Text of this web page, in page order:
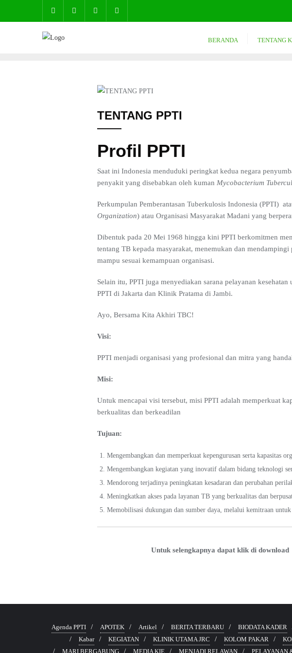
BERANDA TENTANG
TENTANG PPTI
Profil PPTI
Saat ini Indonesia menduduki peringkat kedua negara
penyakit yang disebabkan oleh kuman Mycobacterium
Perkumpulan Pemberantasan Tuberkulosis Indonesia (PPTI)
Organization) atau Organisasi Masyarakat Madani yang
Dibentuk pada 20 Mei 1968 hingga kini PPTI berkomitmen
tentang TB kepada masyarakat, menemukan dan
mampu sesuai kemampuan organisasi.
Selain itu, PPTI juga menyediakan sarana pelayanan
PPTI di Jakarta dan Klinik Pratama di Jambi.
Ayo, Bersama Kita Akhiri TBC!
Visi:
PPTI menjadi organisasi yang profesional dan mitra yang
Misi:
Untuk mencapai visi tersebut, misi PPTI adalah memperkuat
berkualitas dan berkeadilan
Tujuan:
Mengembangkan dan memperkuat kepengurusan serta kapasitas
Mengembangkan kegiatan yang inovatif dalam bidang teknologi
Mendorong terjadinya peningkatan kesadaran dan perubahan
Meningkatkan akses pada layanan TB yang berkualitas dan
Memobilisasi dukungan dan sumber daya, melalui kemitraan
Untuk selengkapnya dapat klik di download
Agenda PPTI APOTEK Artikel BERITA TERBARU BIODATA KADER
Kabar
KEGIATAN KLINIK UTAMA JRC KOLOM PAKAR
MARI BERGABUNG
MEDIA KIE MENJADI RELAWAN PELAYANAN